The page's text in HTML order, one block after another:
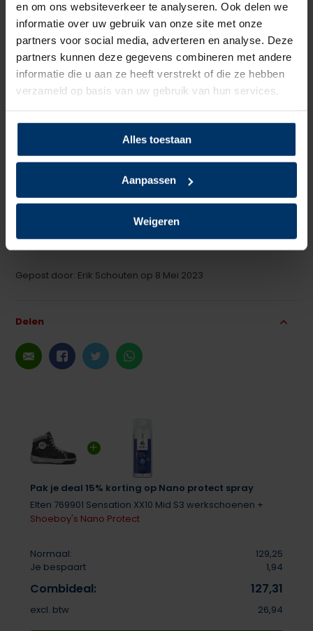
en om ons websiteverkeer te analyseren. Ook delen we
informatie over uw gebruik van onze site met onze
partners voor social media, adverteren en analyse. Deze
partners kunnen deze gegevens combineren met andere
informatie die u aan ze heeft verstrekt of die ze hebben
verzameld op basis van uw gebruik van hun services.
Alles toestaan
Aanpassen
Weigeren
Pak je deal 15% korting op Nano protect spray
Elten 769901 Sensation XX10 Mid S3 werkschoenen +
Shoeboy's Nano Protect
Normaal:
129,25
Je bespaart
1,94
Combideal: 127,31
excl. btw 26,94
Schrijf je eigen review
5 van 5
Aanrader
-
Nog geen minpunt bemerkt
5 van 5
De schoenen zijn heerlijk licht en hebben een goed voetbed
prima.
Gepost door: Erik Schouten op 8 Mei 2023
Delen